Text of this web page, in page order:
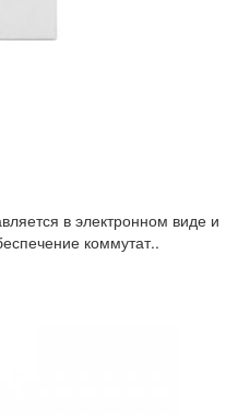
в электронном виде и
коммутат..